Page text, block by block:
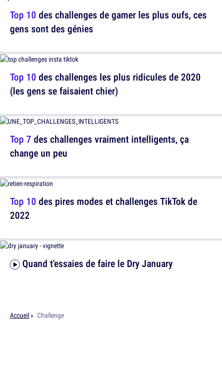
Top 10 des challenges les plus ridicules de 2020
(les gens se faisaient chier)
Top 10 des pires modes et challenges TikTok de
2022
Top 10 des challenges de gamer les plus oufs, ces
gens sont des génies
Top 7 des challenges vraiment intelligents, ça
change un peu
Quand t'essaies de faire le Dry January
Accueil Challenge